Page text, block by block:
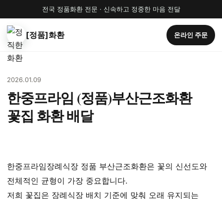
전국 정품화환 전문 · 신속하고 정중한 마음 전달
[정품]화환 온라인 주문
2026.01.09
한중프라임 (정품)부산근조화환
꽃집 화환 배달
한중프라임장례식장 정품 부산근조화환은 꽃의 신선도와
전체적인 균형이 가장 중요합니다.
저희 꽃집은 장례식장 배치 기준에 맞춰 오래 유지되는